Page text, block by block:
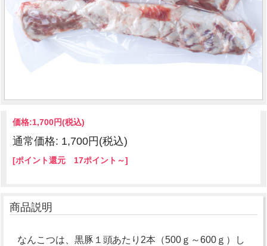
価格:1,700円(税込)
通常価格: 1,700円(税込)
[ポイント還元 17ポイント～]
商品説明
なんこつは、黒豚１頭あたり2本（500ｇ～600ｇ）し